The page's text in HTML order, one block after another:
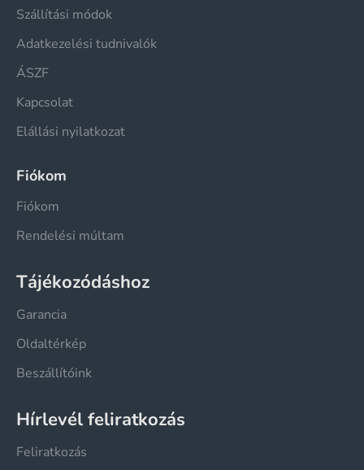
Szállítási módok
Adatkezelési tudnivalók
ÁSZF
Kapcsolat
Elállási nyilatkozat
Fiókom
Fiókom
Rendelési múltam
Tájékozódáshoz
Garancia
Oldaltérkép
Beszállítóink
Hírlevél feliratkozás
Feliratkozás